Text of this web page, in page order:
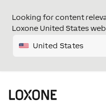
Looking for content
Loxone United States
United States